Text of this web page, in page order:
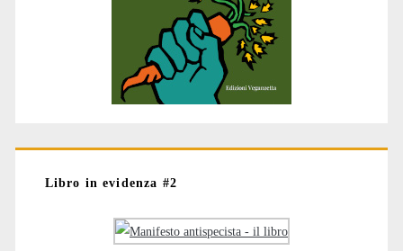
Libro in evidenza #2